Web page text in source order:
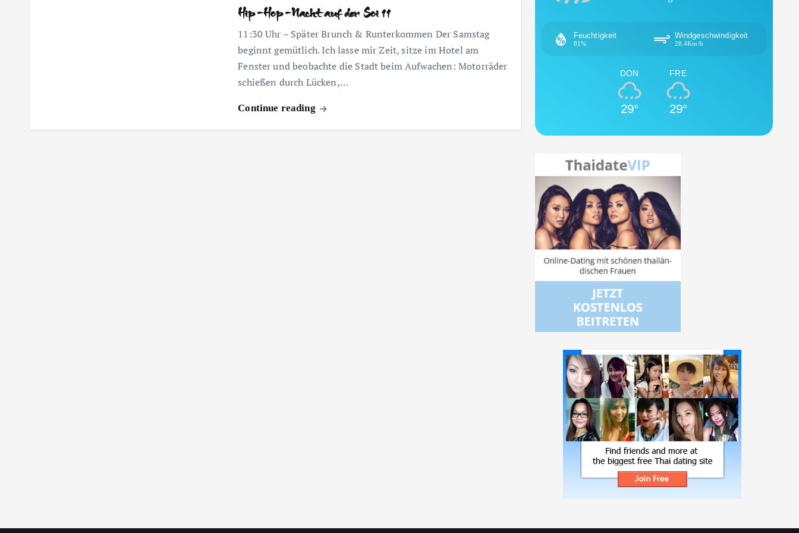
Hip-Hop-Nacht auf der Soi 11
11:30 Uhr – Später Brunch & Runterkommen Der Samstag
beginnt gemütlich. Ich lasse mir Zeit, sitze im Hotel am
Fenster und beobachte die Stadt beim Aufwachen: Motorräder
schießen durch Lücken,…
Continue reading
Feuchtigkeit
81%
Windgeschwindigkeit
28.4Km/h
DON
29°
FRE
29°